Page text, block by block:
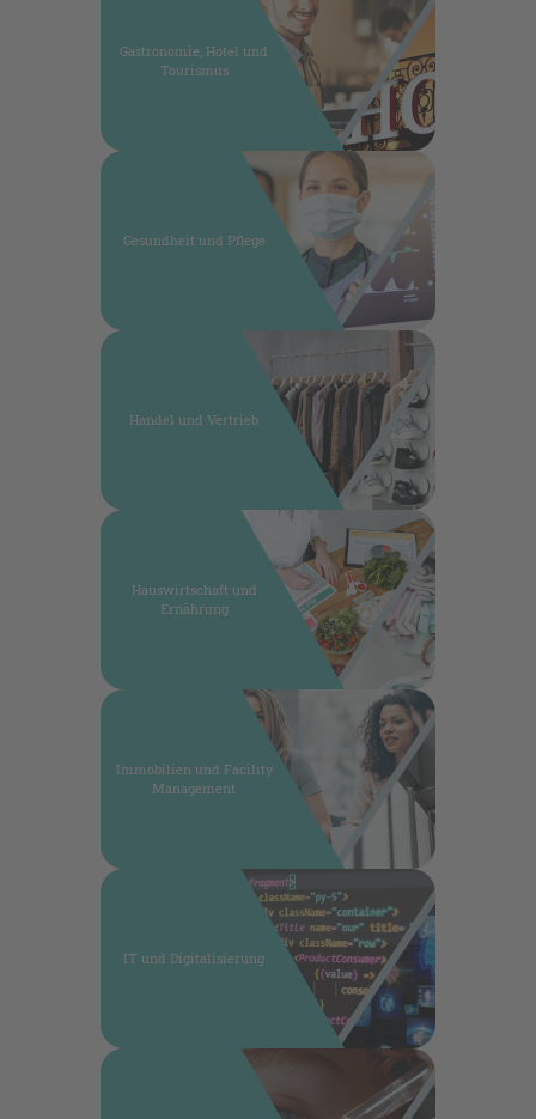
Gastronomie, Hotel und
Tourismus
Gesundheit und Pflege
Handel und Vertrieb
Hauswirtschaft und
Ernährung
Immobilien und Facility
Management
IT und Digitalisierung